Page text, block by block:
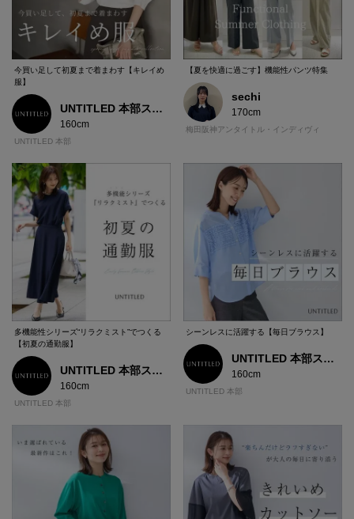
今買い足して初夏まで着まわす【キレイめ
服】
UNTITLED 本部スタッフ
160cm
UNTITLED 本部
【夏を快適に過ごす】機能性パンツ特集
sechi
170cm
梅田阪神アンタイトル・インディヴィ
多機能性シリーズ“リラクミスト”でつくる
【初夏の通勤服】
UNTITLED 本部スタッフ
160cm
UNTITLED 本部
シーンレスに活躍する【毎日ブラウス】
UNTITLED 本部スタッフ
160cm
UNTITLED 本部